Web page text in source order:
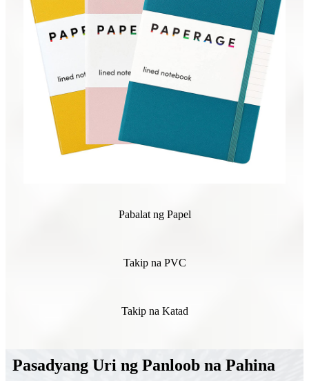
Pabalat ng Papel
Takip na PVC
Takip na Katad
Pasadyang Uri ng Panloob na Pahina